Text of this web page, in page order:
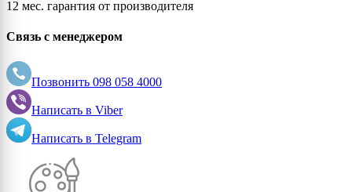
12 мес. гарантия от производителя
Связь с менеджером
Позвонить 098 058 4000
Написать в Viber
Написать в Telegram